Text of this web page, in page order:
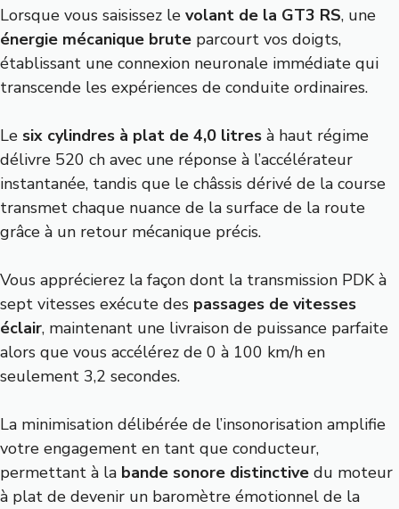
Lorsque vous saisissez le volant de la GT3 RS, une
énergie mécanique brute parcourt vos doigts,
établissant une connexion neuronale immédiate qui
transcende les expériences de conduite ordinaires.
Le six cylindres à plat de 4,0 litres à haut régime
délivre 520 ch avec une réponse à l’accélérateur
instantanée, tandis que le châssis dérivé de la course
transmet chaque nuance de la surface de la route
grâce à un retour mécanique précis.
Vous apprécierez la façon dont la transmission PDK à
sept vitesses exécute des passages de vitesses
éclair, maintenant une livraison de puissance parfaite
alors que vous accélérez de 0 à 100 km/h en
seulement 3,2 secondes.
La minimisation délibérée de l’insonorisation amplifie
votre engagement en tant que conducteur,
permettant à la bande sonore distinctive du moteur
à plat de devenir un baromètre émotionnel de la